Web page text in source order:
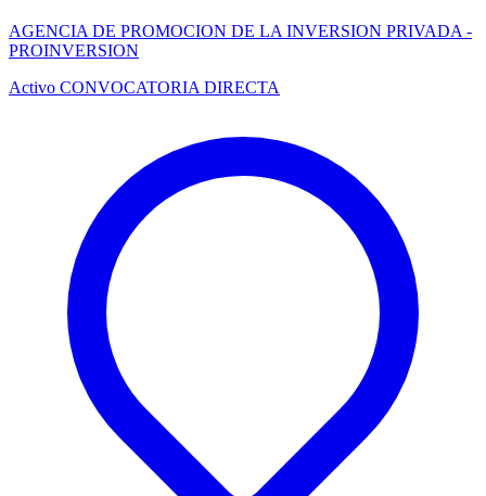
AGENCIA DE PROMOCION DE LA INVERSION PRIVADA -
PROINVERSION
Activo CONVOCATORIA DIRECTA